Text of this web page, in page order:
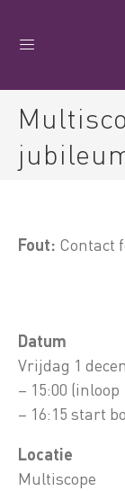
Multiscope 30-jarig
Fout: Contact
Datum
Vrijdag 1
– 15:00 (inloop
– 16:15 start
Locatie
Multiscope